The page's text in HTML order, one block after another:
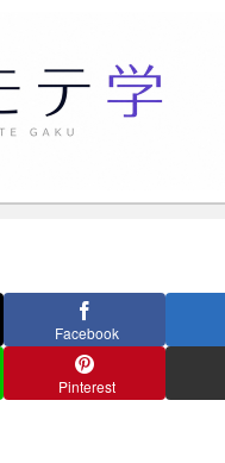
Facebook
Pinterest